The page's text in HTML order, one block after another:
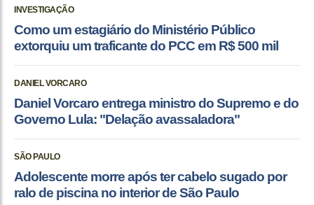
INVESTIGAÇÃO
Como um estagiário do Ministério Público
extorquiu um traficante do PCC em R$ 500 mil
DANIEL VORCARO
Daniel Vorcaro entrega ministro do Supremo e do
Governo Lula: "Delação avassaladora"
SÃO PAULO
Adolescente morre após ter cabelo sugado por
ralo de piscina no interior de São Paulo